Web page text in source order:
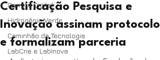
Carreta Digital
Hidrogênio Verde
Caminhão da Tecnologia
LabCrie e LabInova
Certificação Pesquisa e
Inovação assinam protocolo
e formalizam parceria